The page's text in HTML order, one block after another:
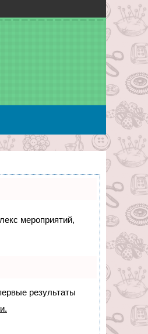
мероприятий,
результаты